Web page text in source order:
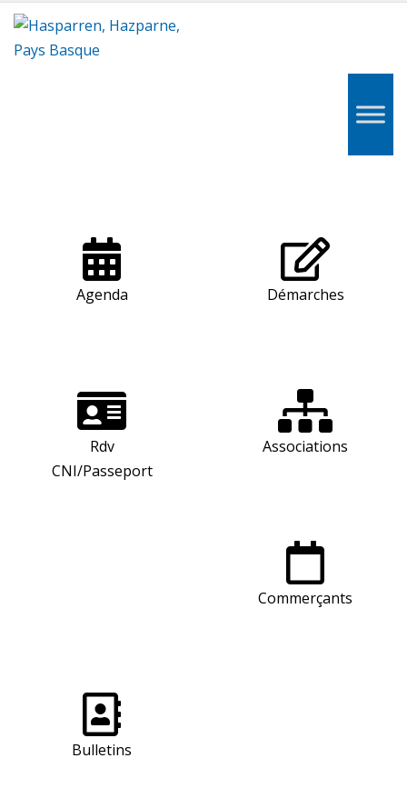
Hasparren,
Hazparne,
Agenda Démarches
Rdv
CNI/Passeport
Associations
Commerçants
Bulletins